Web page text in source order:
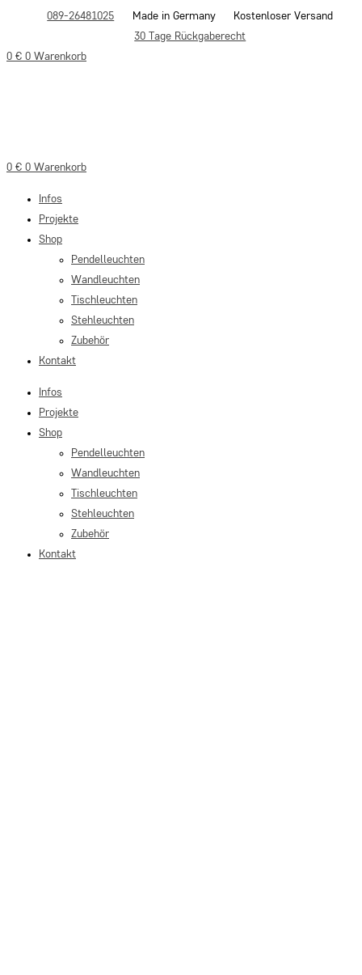
springen
089-26481025 Made in Germany
Kostenloser Versand
30 Tage Rückgaberecht
0 € 0 Warenkorb
0 € 0 Warenkorb
Infos
Projekte
Shop
Pendelleuchten
Wandleuchten
Tischleuchten
Stehleuchten
Zubehör
Kontakt
Infos
Projekte
Shop
Pendelleuchten
Wandleuchten
Tischleuchten
Stehleuchten
Zubehör
Kontakt